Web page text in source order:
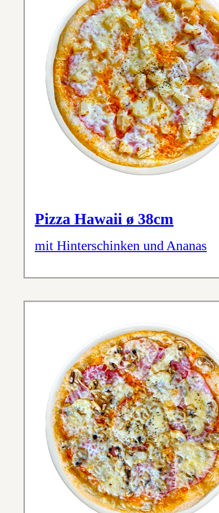
Pizza Hawaii ø 38cm
mit Hinterschinken und Ananas